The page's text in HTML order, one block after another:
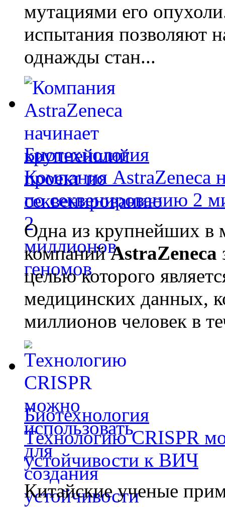
мутациями его
испытания позволяют
однажды стан...
Биотехнология
Компания AstraZeneca
по секвенированию 2
Одна из крупнейших в
компанийAstraZeneca
целью которого
медицинских данных,
миллионов человек в
Биотехнология
Технологию CRISPR
устойчивости к ВИЧ
Китайские ученые